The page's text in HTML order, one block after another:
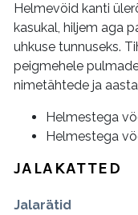
Helmevöid kanti
kasukal, hiljem aga
uhkuse tunnuseks.
peigmehele
nimetähtede ja
Helmestega
Helmestega
JALAKATTED
Jalarätid